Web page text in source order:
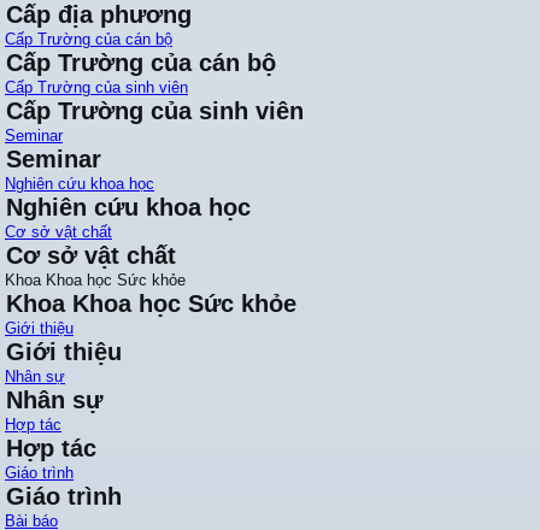
Cấp địa phương
Cấp Trường của cán bộ
Cấp Trường của cán bộ
Cấp Trường của sinh viên
Cấp Trường của sinh viên
Seminar
Seminar
Nghiên cứu khoa học
Nghiên cứu khoa học
Cơ sở vật chất
Cơ sở vật chất
Khoa Khoa học Sức khỏe
Khoa Khoa học Sức khỏe
Giới thiệu
Giới thiệu
Nhân sự
Nhân sự
Hợp tác
Hợp tác
Giáo trình
Giáo trình
Bài báo